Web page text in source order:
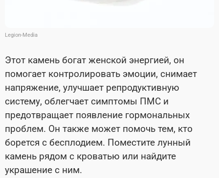
Legion-Media
Этот камень богат женской энергией, он
помогает контролировать эмоции, снимает
напряжение, улучшает репродуктивную
систему, облегчает симптомы ПМС и
предотвращает появление гормональных
проблем. Он также может помочь тем, кто
борется с бесплодием. Поместите лунный
камень рядом с кроватью или найдите
украшение с ним.